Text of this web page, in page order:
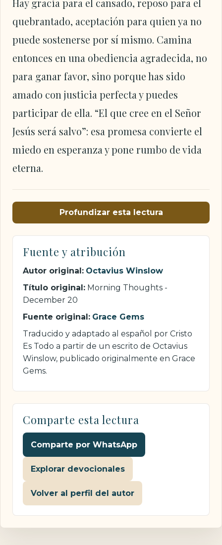
Hay gracia para el cansado, reposo para el
quebrantado, aceptación para quien ya no
puede sostenerse por sí mismo. Camina
entonces en una obediencia agradecida, no
para ganar favor, sino porque has sido
amado con justicia perfecta y puedes
participar de ella. “El que cree en el Señor
Jesús será salvo”: esa promesa convierte el
miedo en esperanza y pone rumbo de vida
eterna.
Profundizar esta lectura
Fuente y atribución
Autor original: Octavius Winslow
Título original: Morning Thoughts -
December 20
Fuente original: Grace Gems
Traducido y adaptado al español por Cristo
Es Todo a partir de un escrito de Octavius
Winslow, publicado originalmente en Grace
Gems.
Comparte esta lectura
Comparte por WhatsApp
Explorar devocionales
Volver al perfil del autor